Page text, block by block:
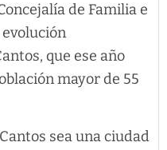
de Familia e
que ese año
mayor de 55
sea una ciudad